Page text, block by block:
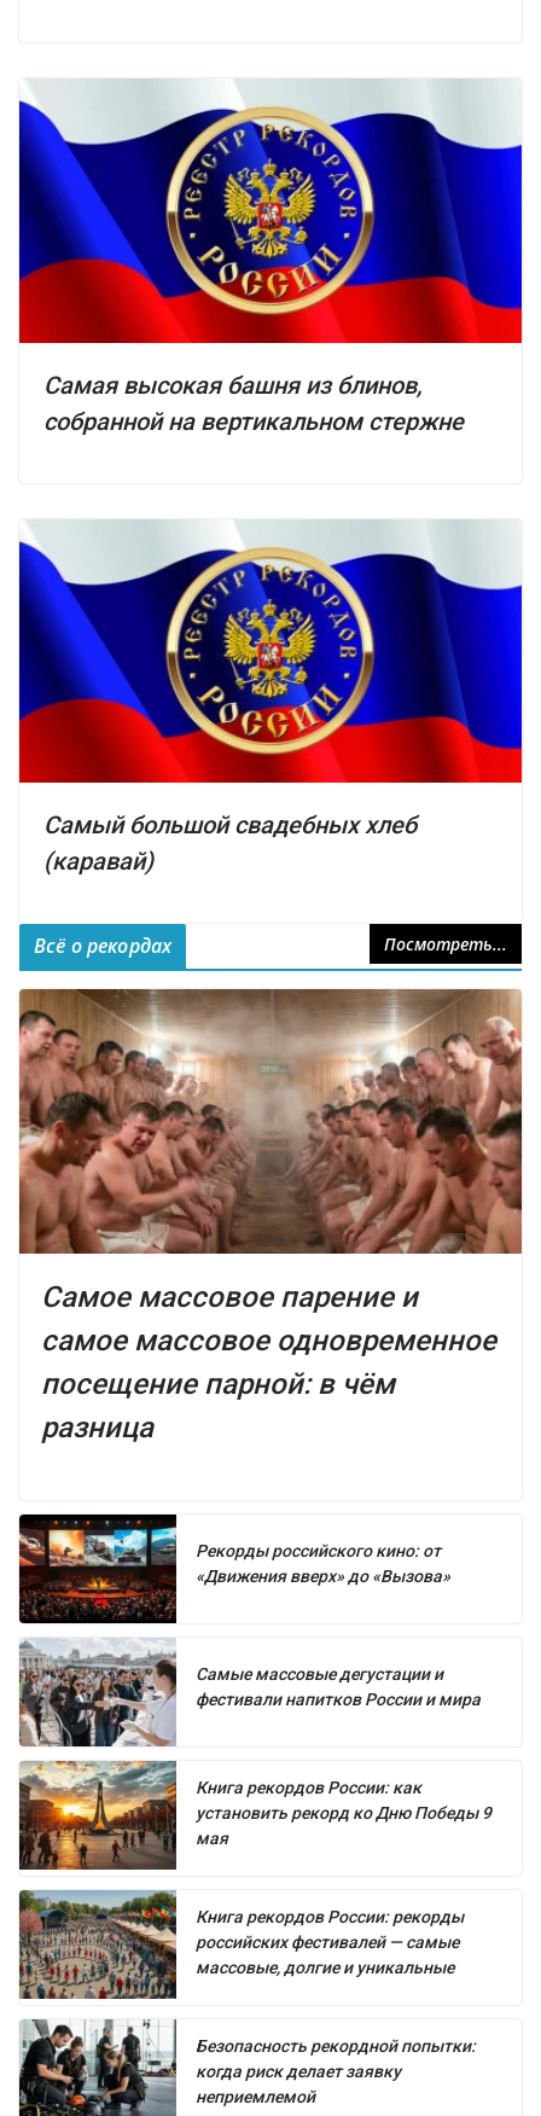
Самая высокая башня из блинов,
собранной на вертикальном стержне
Самый большой свадебных хлеб
(каравай)
Всё о рекордах Посмотреть...
Самое массовое парение и
самое массовое одновременное
посещение парной: в чём
разница
Рекорды российского кино: от
«Движения вверх» до «Вызова»
Самые массовые дегустации и
фестивали напитков России и мира
Книга рекордов России: как
установить рекорд ко Дню Победы 9
мая
Книга рекордов России: рекорды
российских фестивалей — самые
массовые, долгие и уникальные
Безопасность рекордной попытки:
когда риск делает заявку
неприемлемой